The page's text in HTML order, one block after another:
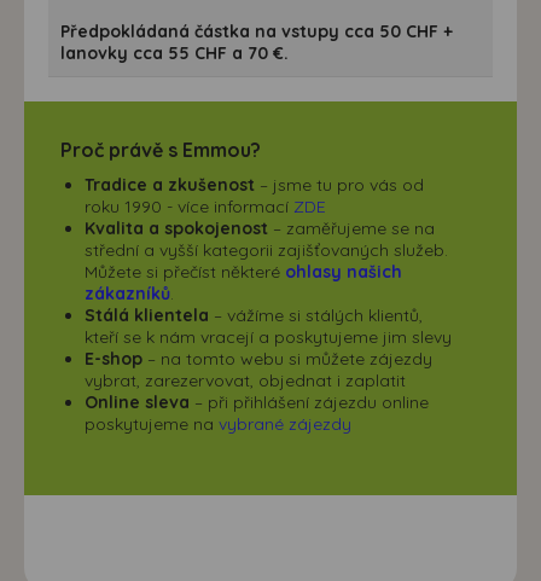
Předpokládaná částka na vstupy cca 50 CHF +
lanovky cca 55 CHF a 70 €.
Proč právě s Emmou?
Tradice a zkušenost – jsme tu pro vás od
roku 1990 - více informací ZDE
Kvalita a spokojenost – zaměřujeme se na
střední a vyšší kategorii zajišťovaných služeb.
Můžete si přečíst některé ohlasy našich
zákazníků
Stálá klientela – vážíme si stálých klientů,
kteří se k nám vracejí a poskytujeme jim slevy
E-shop – na tomto webu si můžete zájezdy
vybrat, zarezervovat, objednat i zaplatit
Online sleva – při přihlášení zájezdu online
poskytujeme na vybrané zájezdy